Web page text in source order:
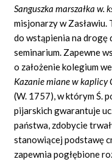
Sanguszka marszałka w.
misjonarzy w Zasławiu.
do wstąpienia na drogę
seminarium. Zapewne
o założenie kolegium
Kazanie miane w kaplicy
(W. 1757), w którym Ś.
pijarskich gwarantuje
państwa, zdobycie
stanowiącej podstawę
zapewnia pogłębione